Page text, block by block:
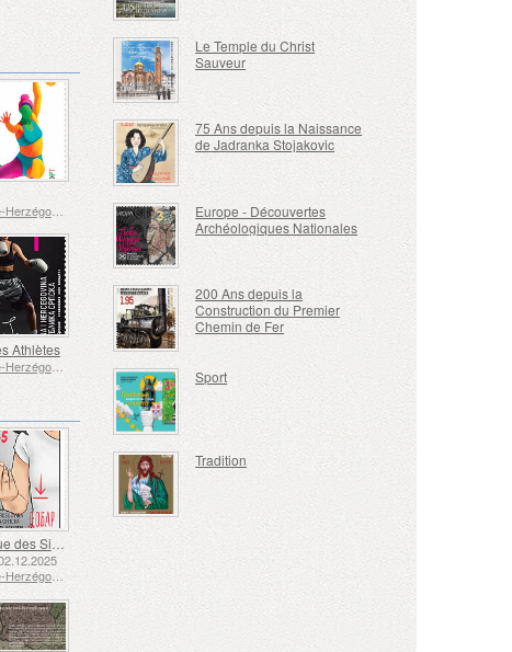
Bosnie-Herzégovine - République de Srpska
Athlètes
Bosnie-Herzégovine - République de Srpska
Langue des Signes - Bien
Bosnie-Herzégovine - République de Srpska
Le Temple du Christ
Sauveur
75 Ans depuis la Naissance
de Jadranka Stojakovic
Europe - Découvertes
Archéologiques Nationales
200 Ans depuis la
Construction du Premier
Chemin de Fer
Sport
Tradition